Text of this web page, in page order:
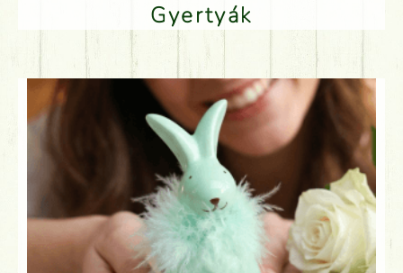
Gyertyák